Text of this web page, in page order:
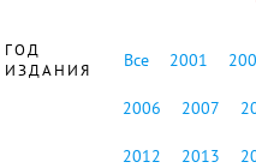
ГОД
ИЗДАНИЯ
Все 2001
2006 2007
2012 2013